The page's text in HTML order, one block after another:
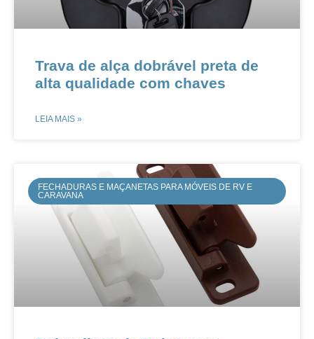
​​​​Trava de alça dobrável preta de
alta qualidade com chaves
LEIA MAIS »
FECHADURAS E MAÇANETAS PARA MÓVEIS DE RV E
CARAVANA